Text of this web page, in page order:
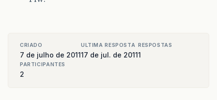
StringBuffer
sb = new StringBuffer
sb . append(value);
CRIADO
7 de julho de 2011
ULTIMA RESPOSTA
17 de jul. de 2011
RESPOSTAS
1
PARTICIPANTES
2